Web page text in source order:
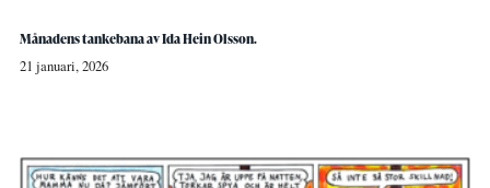
Månadens tankebana av Ida Hein Olsson.
21 januari, 2026